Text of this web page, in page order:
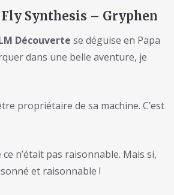
Synthesis – Gryphen
Découverte se déguise en Papa
dans une belle aventure, je
propriétaire de sa machine. C’est
n’était pas raisonnable. Mais si,
et raisonnable !